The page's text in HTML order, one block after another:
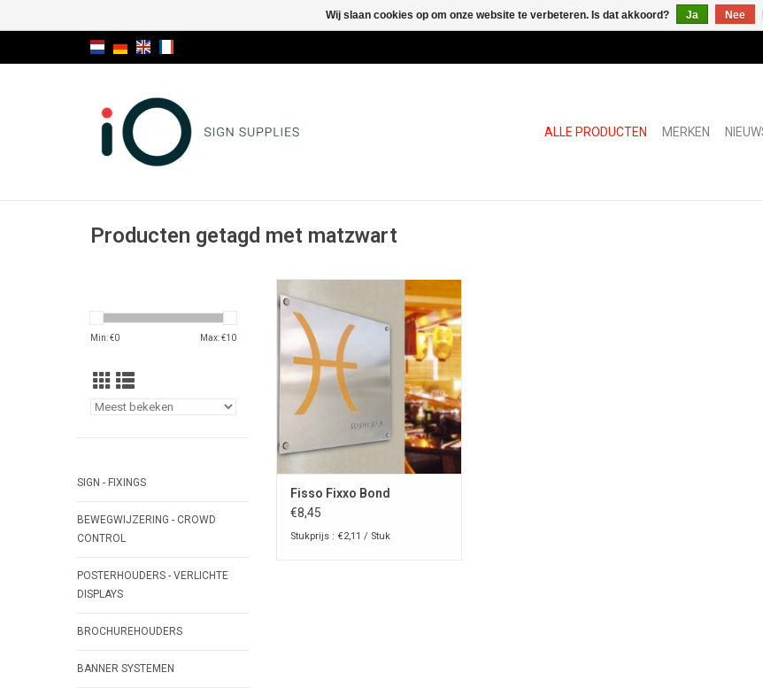
ALLE PRODUCTEN MERKEN
Producten getagd met matzwart
Min: €0 Max: €10
SIGN - FIXINGS
BEWEGWIJZERING - CROWD
CONTROL
POSTERHOUDERS - VERLICHTE
DISPLAYS
BROCHUREHOUDERS
BANNER SYSTEMEN
Fisso Fixxo Bond
TOEVOEGEN AAN WINKELWAGEN
Fisso Fixxo Bond
€8,45
Stukprijs : €2,11 / Stuk
Wij slaan cookies op om onze website te verbeteren. Is dat akkoord? Ja Nee